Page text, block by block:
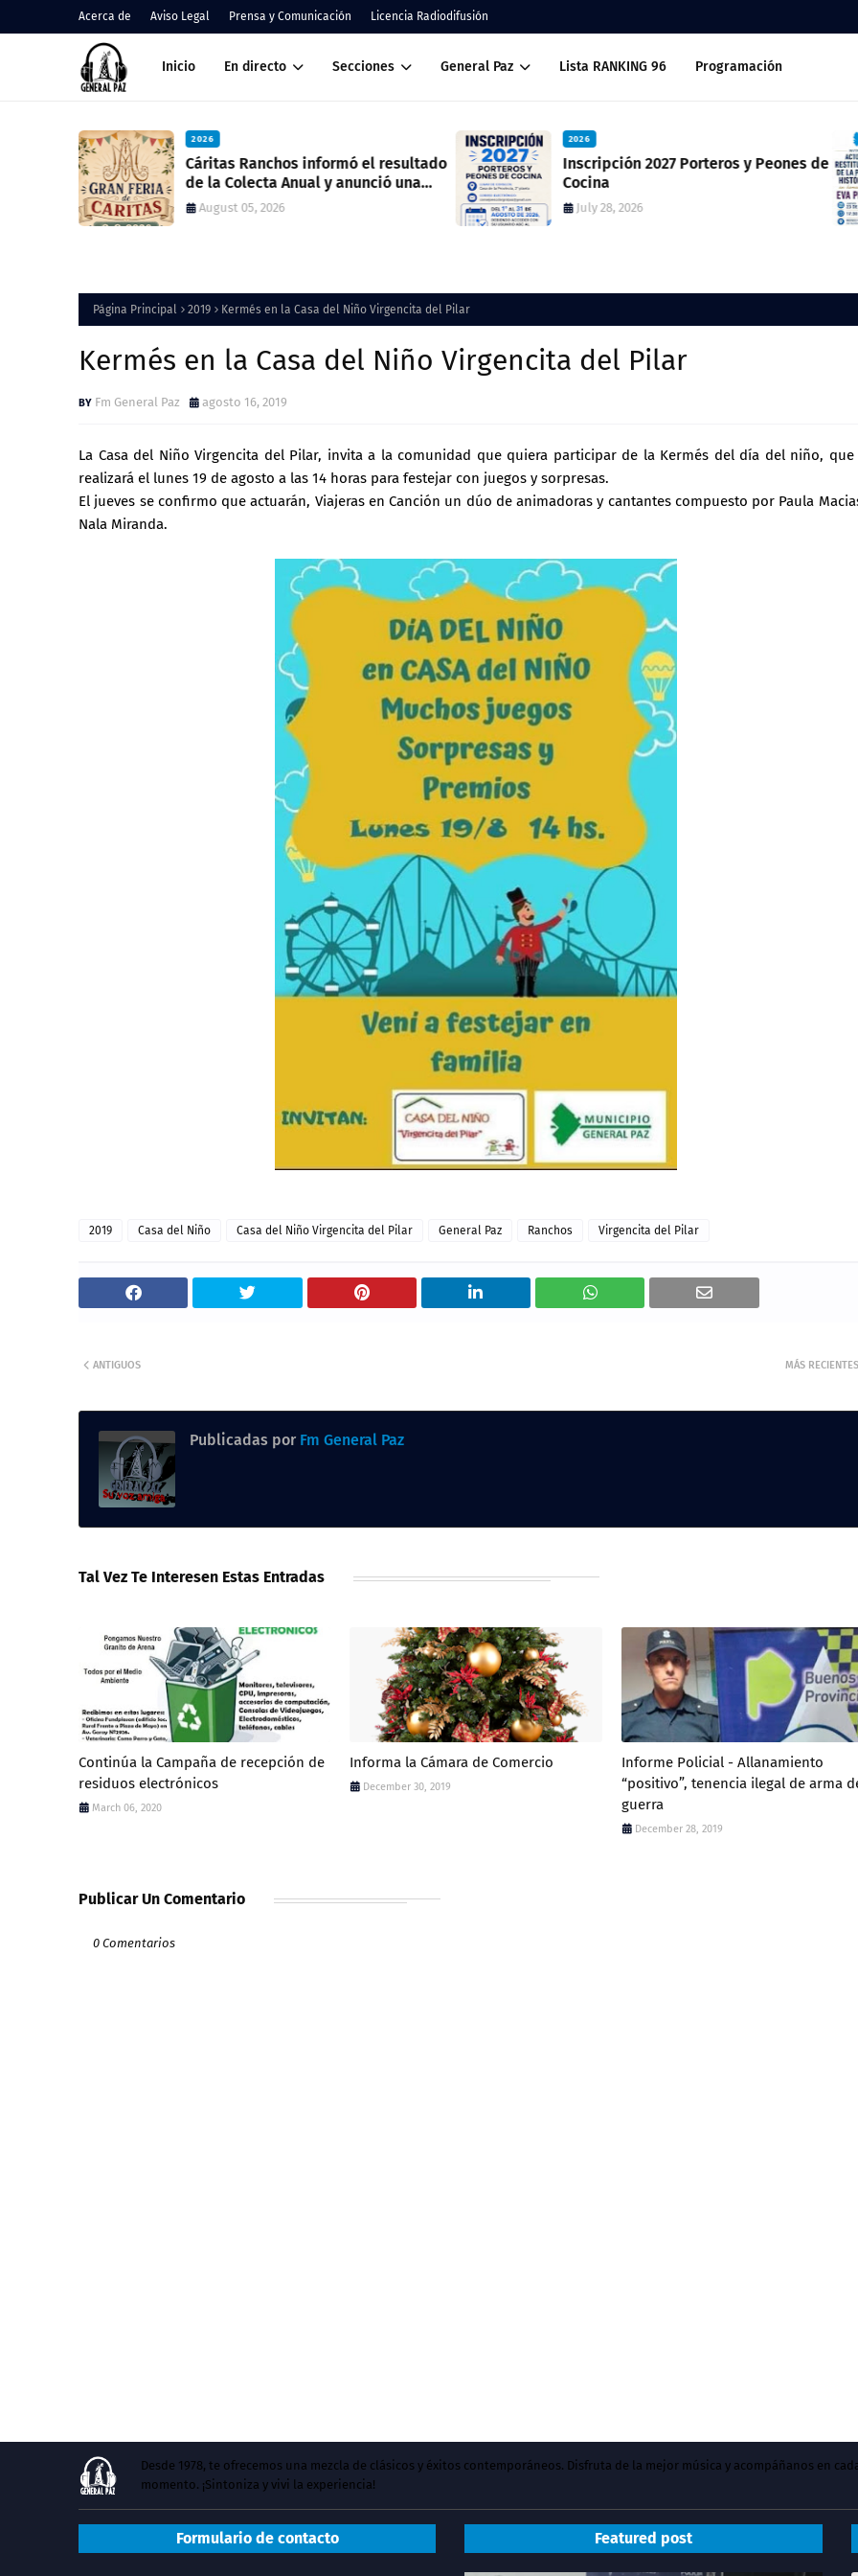
Acerca de Aviso Legal Prensa y Comunicación Licencia Radiodifusión
Inicio En directo Secciones General Paz Lista RANKING 96 Programación
2026
Cáritas Ranchos informó el resultado
de la Colecta Anual y anunció una
nueva feria solidaria
August 05, 2026
2026
Inscripción 2027 Porteros y Peones de
Cocina
July 28, 2026
Página Principal 2019 Kermés en la Casa del Niño Virgencita del Pilar
Kermés en la Casa del Niño Virgencita del Pilar
Fm General Paz agosto 16, 2019
La Casa del Niño Virgencita del Pilar, invita a la comunidad que quiera participar de la Kermés del día del niño, que
realizará el lunes 19 de agosto a las 14 horas para festejar con juegos y sorpresas.
El jueves se confirmo que actuarán, Viajeras en Canción un dúo de animadoras y cantantes compuesto por Paula
Nala Miranda.
2019 Casa del Niño Casa del Niño Virgencita del Pilar General Paz Ranchos Virgencita del Pilar
MÁS RECIENTES
ANTIGUOS
Publicadas por Fm General Paz
Tal Vez Te Interesen Estas Entradas
Continúa la Campaña de recepción de
residuos electrónicos
March 06, 2020
Informa la Cámara de Comercio
December 30, 2019
Informe Policial - Allanamiento
“positivo”, tenencia ilegal de arma
guerra
December 28, 2019
Publicar Un Comentario
0 Comentarios
Desde 1978, te ofrecemos una mezcla de clásicos y éxitos contemporáneos. Disfruta de la mejor música y acompáñanos en
momento. ¡Sintoniza y vivi la experiencia!
Formulario de contacto Featured post